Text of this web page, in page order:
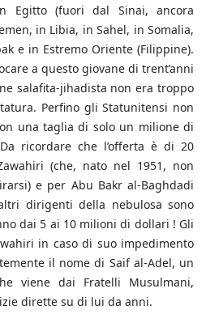
Egitto (fuori dal Sinai, ancora
in Libia, in Sahel, in Somalia,
e in Estremo Oriente (Filippine).
a questo giovane di trent’anni
salafita-jihadista non era troppo
Perfino gli Statunitensi non
una taglia di solo un milione di
ricordare che l’offerta è di 20
(che, nato nel 1951, non
e per Abu Bakr al-Baghdadi
dirigenti della nebulosa sono
dai 5 ai 10 milioni di dollari ! Gli
in caso di suo impedimento
il nome di Saif al-Adel, un
viene dai Fratelli Musulmani,
dirette su di lui da anni.